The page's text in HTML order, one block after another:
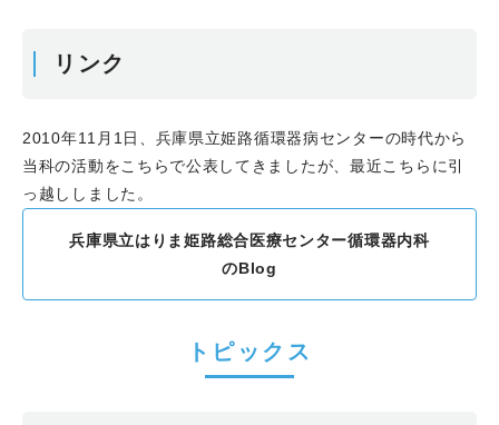
2026.02.02
「①心房細動が健康診断で見つかったら要注意！」「 ②健
康診断は｢受けるだけ｣じゃもったいない！」
2026.02.03
で、TAVI＋M-TEERの件数が「1,000例」を超えました。
2025.12.16神戸大学大学院医学研究科 医療創成工学
専攻 医療機器学講座 精密診断治療機器学分野 の木内
邦彦教授が当院に視察にいらっしゃいました。
2025で伊藤光哲部長がPFA Video Liveの術者を担当しま
リンク
2010年11月1日、兵庫県立姫路循環器病センターの時代から
当科の活動をこちらで公表してきましたが、最近こちらに引
っ越ししました。
兵庫県立はりま姫路総合医療センター循環器内科
のBlog
トピックス